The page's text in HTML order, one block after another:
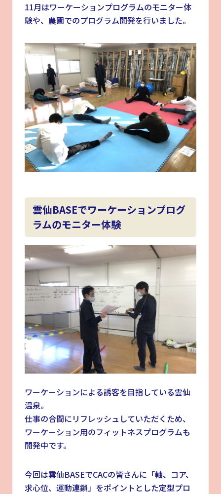
11月はワーケーションプログラムのモニター体
験や、農園でのプログラム開発を行いました。
雲仙BASEでワーケーションプログ
ラムのモニター体験
ワーケーションによる誘客を目指している雲仙
温泉。
仕事の合間にリフレッシュしていただくため、
ワーケーション用のフィットネスプログラムも
開発中です。
今回は雲仙BASEでCACの皆さんに「軸、コア、
求心位、運動連鎖」をポイントとした定型プロ